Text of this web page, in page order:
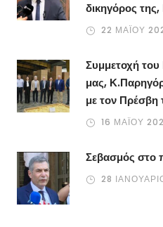
δικηγόρος
22 ΜΑΪ́ΟΥ
Συμμετοχή του
μας,
με τον Πρέσβη
16 ΜΑΪ́ΟΥ
Σεβασμός στο
28